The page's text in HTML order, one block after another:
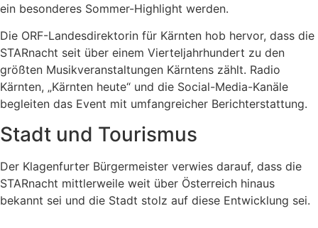
ein besonderes Sommer-Highlight werden.
Die ORF-Landesdirektorin für Kärnten hob hervor, dass die
STARnacht seit über einem Vierteljahrhundert zu den
größten Musikveranstaltungen Kärntens zählt. Radio
Kärnten, „Kärnten heute“ und die Social-Media-Kanäle
begleiten das Event mit umfangreicher Berichterstattung.
Stadt und Tourismus
Der Klagenfurter Bürgermeister verwies darauf, dass die
STARnacht mittlerweile weit über Österreich hinaus
bekannt sei und die Stadt stolz auf diese Entwicklung sei.